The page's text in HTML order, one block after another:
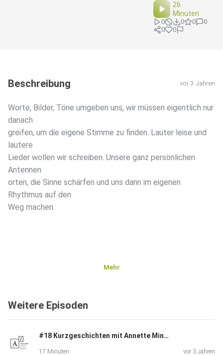
26
Minuten
0 0 0
0
0
0
Beschreibung vor 3 Jahren
Worte, Bilder, Töne umgeben uns, wir müssen eigentlich nur
danach
greifen, um die eigene Stimme zu finden. Lauter leise und
lautere
Lieder wollen wir schreiben. Unsere ganz persönlichen
Antennen
orten, die Sinne schärfen und uns dann im eigenen
Rhythmus auf den
Weg machen.
Mehr
Weitere Episoden
#18 Kurzgeschichten mit Annette Mingels
17 Minuten vor 3 Jahren